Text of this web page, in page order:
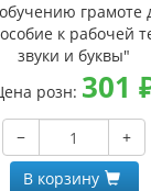
грамоте
к рабочей
звуки и буквы"
розн: 301
−
+
В корзину